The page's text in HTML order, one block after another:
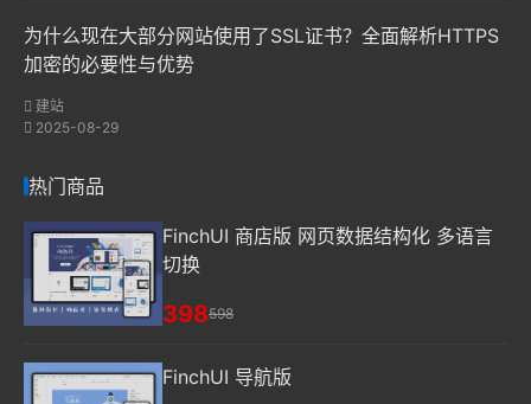
为什么现在大部分网站使用了SSL证书？全面解析HTTPS
加密的必要性与优势
建站
2025-08-29
热门商品
FinchUI 商店版 网页数据结构化 多语言
切换
398598
FinchUI 导航版